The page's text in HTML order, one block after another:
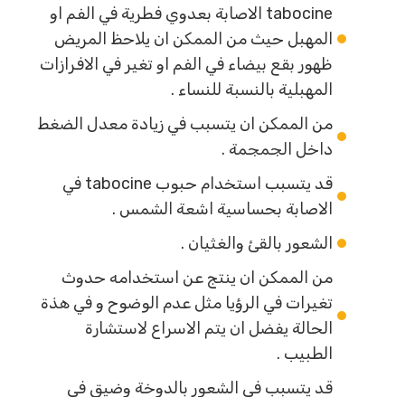
tabocine الاصابة بعدوي فطرية في الفم او
المهبل حيث من الممكن ان يلاحظ المريض
ظهور بقع بيضاء في الفم او تغير في الافرازات
المهبلية بالنسبة للنساء .
من الممكن ان يتسبب في زيادة معدل الضغط
داخل الجمجمة .
قد يتسبب استخدام حبوب tabocine في
الاصابة بحساسية اشعة الشمس .
الشعور بالقئ والغثيان .
من الممكن ان ينتج عن استخدامه حدوث
تغيرات في الرؤيا مثل عدم الوضوح و في هذة
الحالة يفضل ان يتم الاسراع لاستشارة
الطبيب .
قد يتسبب في الشعور بالدوخة وضيق في